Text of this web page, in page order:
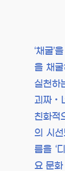
‘채굴’
을 채
실천하
괴짜‧
친화적
의 시
름을 ‘
요 문화